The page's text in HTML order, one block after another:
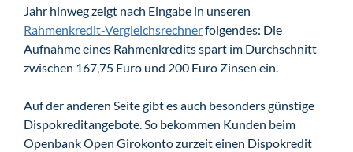
Jahr hinweg zeigt nach Eingabe in unseren
Rahmenkredit-Vergleichsrechnerfolgendes: Die
Aufnahme eines Rahmenkredits spart im Durchschnitt
zwischen 167,75 Euro und 200 Euro Zinsen ein.
Auf der anderen Seite gibt es auch besonders günstige
Dispokreditangebote. So bekommen Kunden beim
Openbank Open Girokonto zurzeit einen Dispokredit